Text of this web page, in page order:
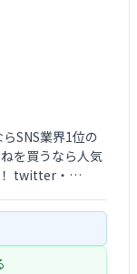
SNS業界1位の
を買うなら人気
twitter・